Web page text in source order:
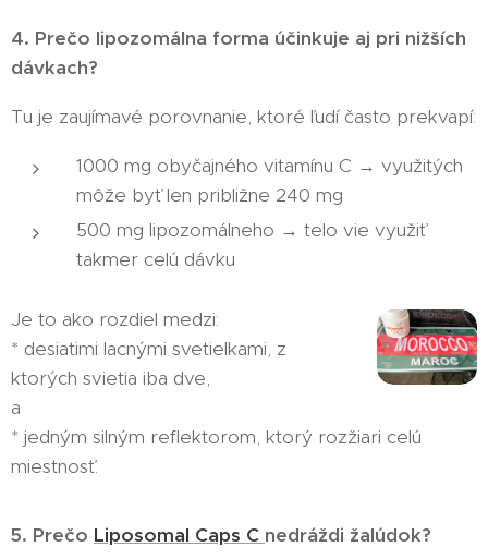
4. Prečo lipozomálna forma účinkuje aj pri nižších
dávkach?
Tu je zaujímavé porovnanie, ktoré ľudí často prekvapí:
1000 mg obyčajného vitamínu C → využitých
môže byť len približne 240 mg
500 mg lipozomálneho → telo vie využiť
takmer celú dávku
Je to ako rozdiel medzi:
* desiatimi lacnými svetielkami, z
ktorých svietia iba dve,
a
* jedným silným reflektorom, ktorý rozžiari celú
miestnosť.
5. Prečo Liposomal Caps C nedráždi žalúdok?